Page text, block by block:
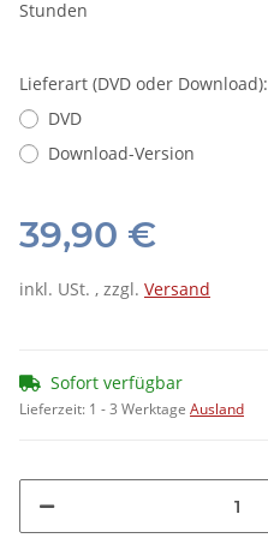
Stunden
Lieferart (DVD oder Download):
DVD
Download-Version
39,90 €
inkl. USt. , zzgl. Versand
Sofort verfügbar
Lieferzeit: 1 - 3 Werktage Ausland